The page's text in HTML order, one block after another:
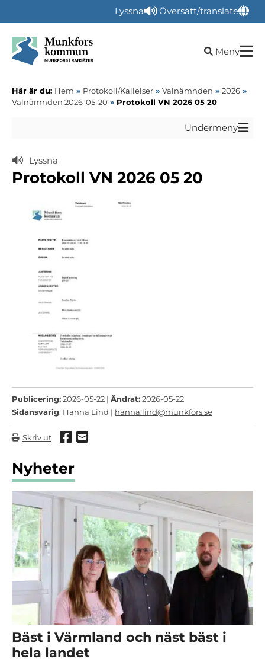
Lyssna Översätt/translate
Öppna
Meny
Här är du: Hem » Protokoll/Kallelser » Valnämnden » 2026 »
Valnämnden 2026-05-20 » Protokoll VN 2026 05 20
Undermeny
Lyssna
Protokoll VN 2026 05 20
Publicering:2026-05-22 | Ändrat:2026-05-22
Sidansvarig: Hanna Lind | hanna.lind@munkfors.se
Skriv ut Dela via Facebook
Dela via mail
Nyheter
Bäst i Värmland och näst bäst i
hela landet